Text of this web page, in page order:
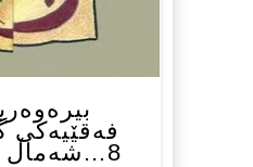
فەقێیەکی
8…شەماڵ بارەوانی